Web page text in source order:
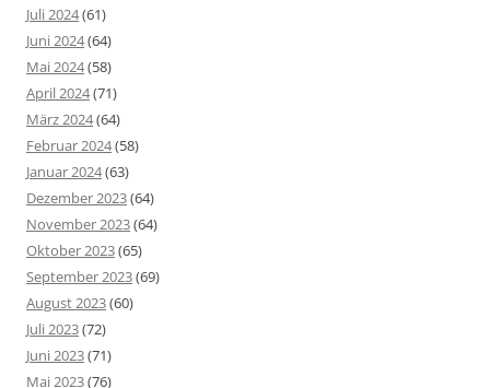
Juli 2024(61)
Juni 2024(64)
Mai 2024(58)
April 2024(71)
März 2024(64)
Februar 2024(58)
Januar 2024(63)
Dezember 2023(64)
November 2023(64)
Oktober 2023(65)
September 2023(69)
August 2023(60)
Juli 2023(72)
Juni 2023(71)
Mai 2023(76)